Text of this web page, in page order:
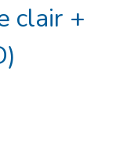
clair +